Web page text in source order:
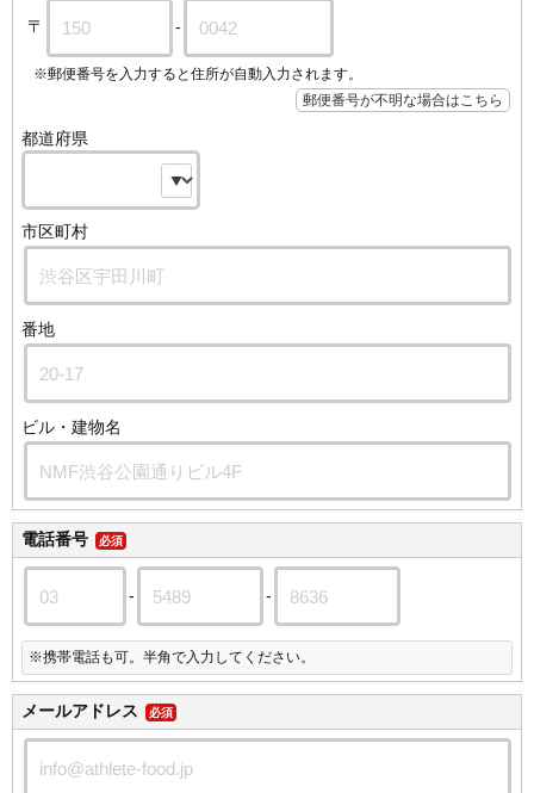
〒 -
※郵便番号を入力すると住所が自動入力されます。
郵便番号が不明な場合はこちら
都道府県
市区町村
番地
ビル・建物名
電話番号 必須
- -
※携帯電話も可。半角で入力してください。
メールアドレス 必須